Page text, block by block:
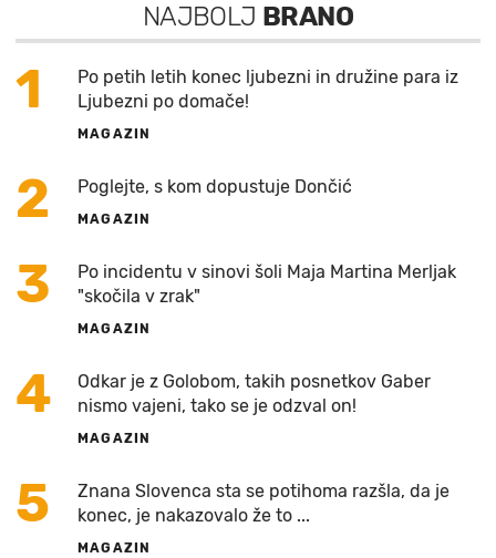
NAJBOLJ BRANO
1
Po petih letih konec ljubezni in družine para iz
Ljubezni po domače!
MAGAZIN
2 Poglejte, s kom dopustuje Dončić
MAGAZIN
3
Po incidentu v sinovi šoli Maja Martina Merljak
"skočila v zrak"
MAGAZIN
4
Odkar je z Golobom, takih posnetkov Gaber
nismo vajeni, tako se je odzval on!
MAGAZIN
5
Znana Slovenca sta se potihoma razšla, da je
konec, je nakazovalo že to ...
MAGAZIN